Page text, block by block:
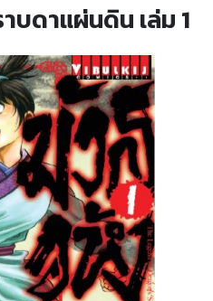
บดาแผ่นดิน เล่ม 1